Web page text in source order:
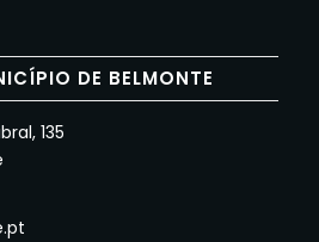
DE BELMONTE
135